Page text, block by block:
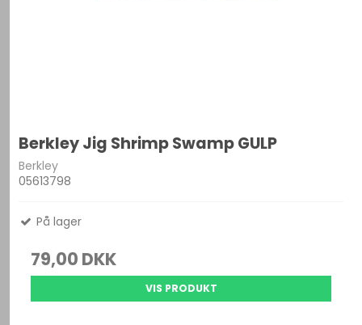
Berkley Jig Shrimp Swamp GULP
Berkley
05613798
På lager
79,00 DKK
VIS PRODUKT